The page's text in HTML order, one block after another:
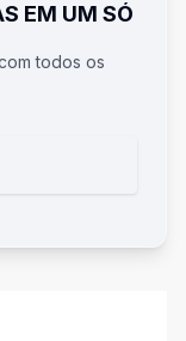
EM UM SÓ
todos os